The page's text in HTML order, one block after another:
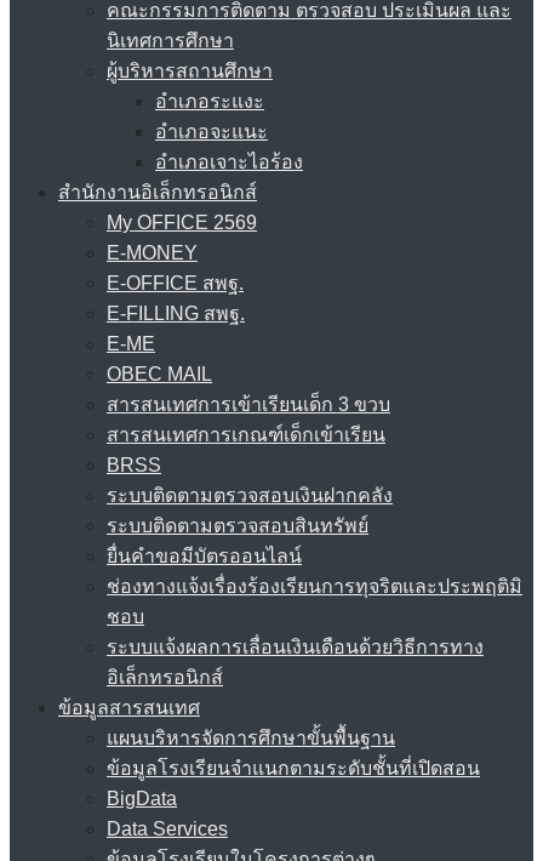
คณะกรรมการติดตาม ตรวจสอบ ประเมินผล และ
นิเทศการศึกษา
ผู้บริหารสถานศึกษา
อำเภอระแงะ
อำเภอจะแนะ
อำเภอเจาะไอร้อง
สำนักงานอิเล็กทรอนิกส์
My OFFICE 2569
E-MONEY
E-OFFICE สพฐ.
E-FILLING สพฐ.
E-ME
OBEC MAIL
สารสนเทศการเข้าเรียนเด็ก 3 ขวบ
สารสนเทศการเกณฑ์เด็กเข้าเรียน
BRSS
ระบบติดตามตรวจสอบเงินฝากคลัง
ระบบติดตามตรวจสอบสินทรัพย์
ยื่นคำขอมีบัตรออนไลน์
ช่องทางแจ้งเรื่องร้องเรียนการทุจริตและประพฤติมิ
ชอบ
ระบบแจ้งผลการเลื่อนเงินเดือนด้วยวิธีการทาง
อิเล็กทรอนิกส์
ข้อมูลสารสนเทศ
แผนบริหารจัดการศึกษาขั้นพื้นฐาน
ข้อมูลโรงเรียนจำแนกตามระดับชั้นที่เปิดสอน
BigData
Data Services